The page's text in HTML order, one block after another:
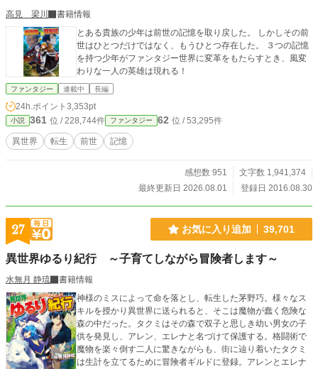
高見 梁川
書籍情報
とある貴族の少年は前世の記憶を取り戻した。 しかしその前
世はひとつだけではなく、もうひとつ存在した。 ３つの記憶
を持つ少年がファンタジー世界に変革をもたらすとき、風変
わりな一人の英雄は現れる！
ファンタジー 連載中 長編
24h.ポイント 3,353pt
小説 361 位 / 228,744件 ファンタジー 62 位 / 53,295件
異世界 転生 前世 記憶
感想数 951
文字数 1,941,374
最終更新日 2026.08.01
登録日 2016.08.30
27 お気に入り追加 39,701
異世界ゆるり紀行 ～子育てしながら冒険者します～
水無月 静琉
書籍情報
神様のミスによって命を落とし、転生した茅野巧。様々なス
キルを授かり異世界に送られると、そこは魔物が蠢く危険な
森の中だった。タクミはその森で双子と思しき幼い男女の子
供を発見し、アレン、エレナと名づけて保護する。格闘術で
魔物を楽々倒す二人に驚きながらも、街に辿り着いたタクミ
は生計を立てるために冒険者ギルドに登録。アレンとエレナ